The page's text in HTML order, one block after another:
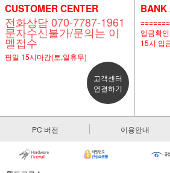
CUSTOMER CENTER
전화상담 070-7787-1961
문자수신불가/문의는 이
멜접수
평일 15시마감(토,일휴무)
고객센터
연결하기
BANK
입금확
15시 입
PC 버전 이용안내